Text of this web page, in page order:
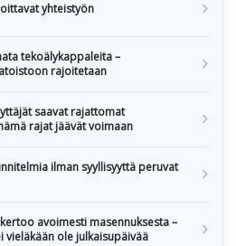
yhteistyön
tekoälykappaleita –
rajoitetaan
saavat rajattomat
rajat jäävät voimaan
ilman syyllisyyttä peruvat
avoimesti masennuksesta –
vieläkään ole julkaisupäivää